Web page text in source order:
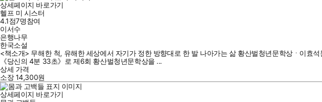
상세페이지 바로가기
헬프 미 시스터
4.1점7명참여
이서수
은행나무
한국소설
<책소개> 무해한 척, 유해한 세상에서 자기가 정한 방향대로 한 발 나아가는 삶 황산벌청년문학상ㆍ이효
《당신의 4분 33초》로 제6회 황산벌청년문학상을 ...
상세 가격
소장14,300원
상세페이지 바로가기